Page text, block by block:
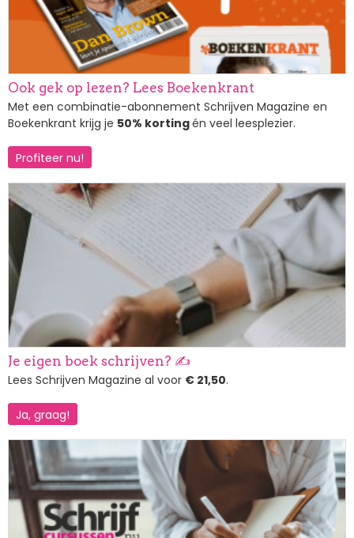
Ook gek op lezen? Lees Boekenkrant
Met een combinatie-abonnement Schrijven Magazine en
Boekenkrant krijg je 50% kortingén veel leesplezier.
Profiteer nu!
Afbeelding
Je eigen boek schrijven? ✍️
Lees Schrijven Magazine al voor € 21,50.
Ja, graag!
Afbeelding